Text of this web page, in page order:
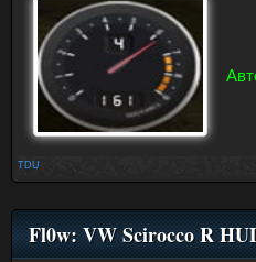
TDU
Fl0w: VW Scirocco R